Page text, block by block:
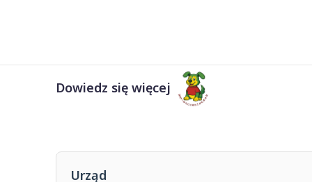
Dowiedz się więcej
Urząd